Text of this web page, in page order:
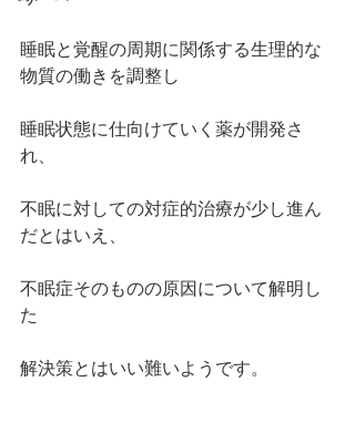
睡眠と覚醒の周期に関係する生理的な
物質の働きを調整し
睡眠状態に仕向けていく薬が開発さ
れ、
不眠に対しての対症的治療が少し進ん
だとはいえ、
不眠症そのものの原因について解明し
た
解決策とはいい難いようです。